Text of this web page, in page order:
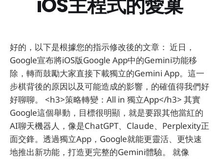
好的，以下是根據您的指示修改後的文章： 近日，
Google宣布將iOS版Google App中的Gemini功能移
除，轉而鼓勵大家直接下載獨立的Gemini App。這一
步棋背後的原因以及可能造成的影響，的確值得我們好
好聊聊。 <h3>策略轉變：All in 獨立App</h3> 其實
Google這個舉動，目標很明顯，就是要跟其他當紅的
AI聊天機器人，像是ChatGPT、Claude、Perplexity正
面交鋒。透過獨立App，Google就能更靈活、更快速
地推出新功能，打造更完整的Gemini體驗。 就像